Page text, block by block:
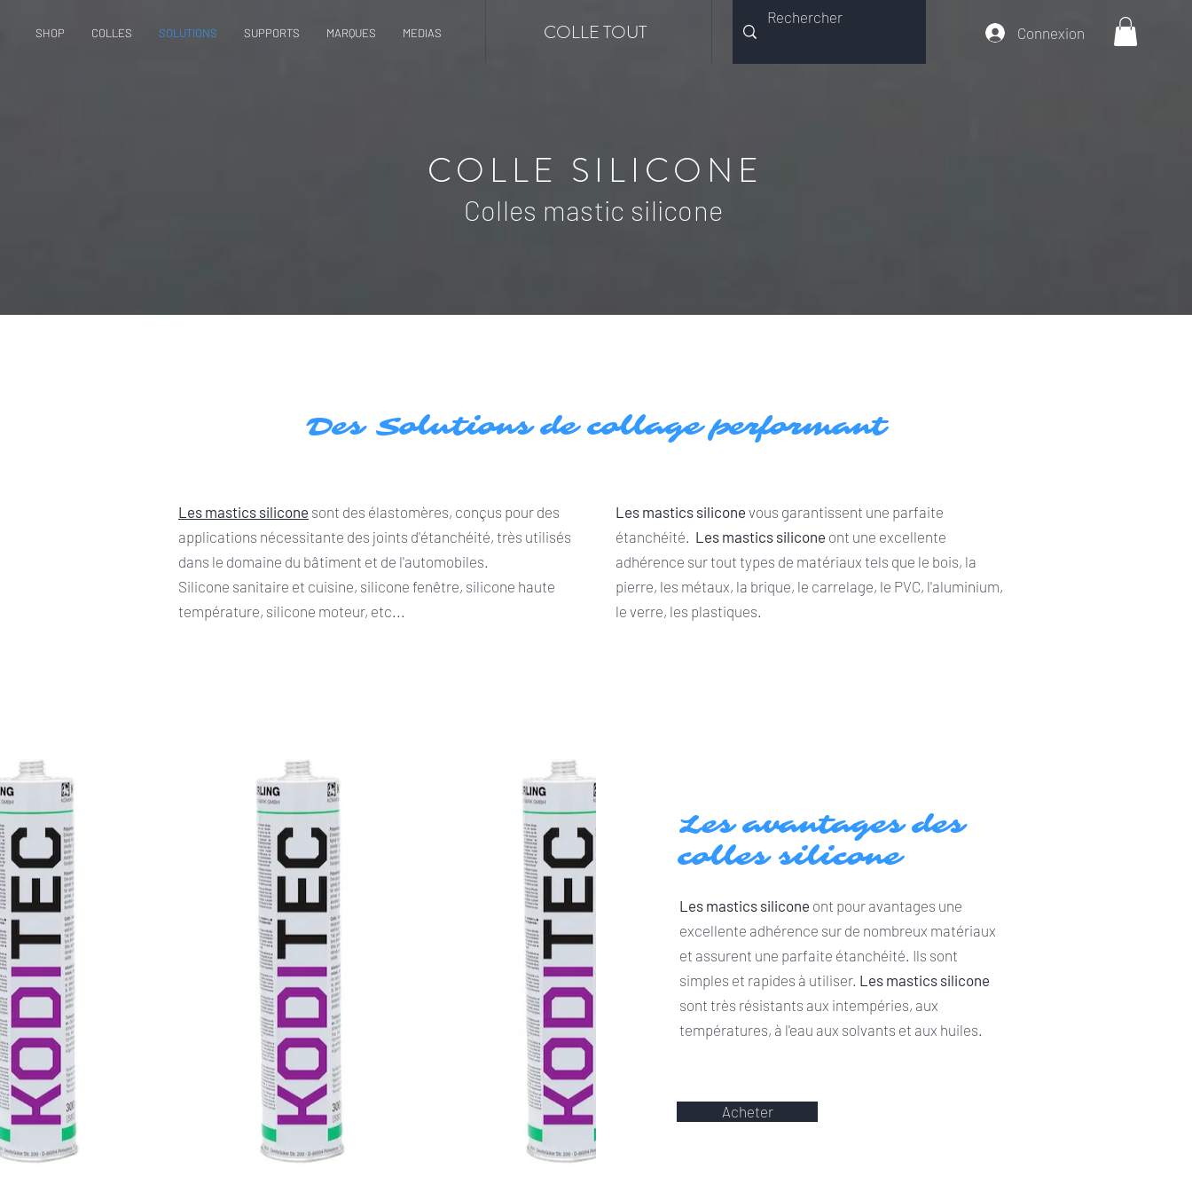
SHOP COLLES SOLUTIONS SUPPORTS MARQUES MEDIAS Connexion
COLLE TOUT
COLLE SILICONE
Colles mastic silicone
Des Solutions de collage performant
Les mastics silicone sont des élastomères, conçus pour des
applications nécessitante des joints d'étanchéité, très utilisés
dans le domaine du bâtiment et de l'automobiles.
Silicone sanitaire et cuisine, silicone fenêtre, silicone haute
température, silicone moteur, etc...
Les mastics silicone vous garantissent une parfaite
étanchéité. Les mastics silicone ont une excellente
adhérence sur tout types de matériaux tels que le bois, la
pierre, les métaux, la brique, le carrelage, le PVC, l'aluminium,
le verre, les plastiques.
Les avantages des
colles silicone
Les mastics silicone ont pour avantages une
excellente adhérence sur de nombreux matériaux
et assurent une parfaite étanchéité. Ils sont
simples et rapides à utiliser. Les mastics silicone
sont très résistants aux intempéries, aux
températures, à l'eau aux solvants et aux huiles.
Acheter